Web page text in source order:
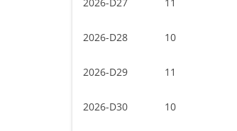
2026-D28 10
2026-D29 11
2026-D30 10